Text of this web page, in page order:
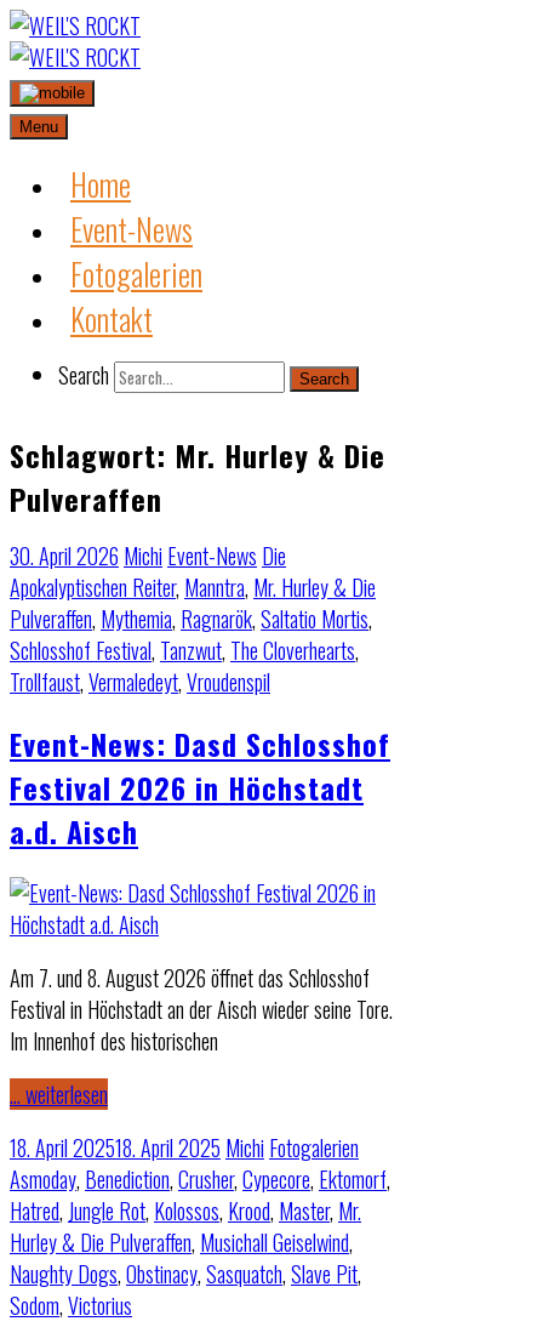
Skip
to
content
Menu
Home
Event-News
Fotogalerien
Kontakt
Search Search
Schlagwort: Mr. Hurley & Die
Pulveraffen
30. April 2026 Michi Event-News Die
Apokalyptischen Reiter, Manntra, Mr. Hurley & Die
Pulveraffen, Mythemia, Ragnarök,Saltatio Mortis,
Schlosshof Festival, Tanzwut, The Cloverhearts,
Trollfaust,Vermaledeyt,Vroudenspil
Event-News: Dasd Schlosshof
Festival 2026 in Höchstadt
a.d. Aisch
Am 7. und 8. August 2026 öffnet das Schlosshof
Festival in Höchstadt an der Aisch wieder seine Tore.
Im Innenhof des historischen
… weiterlesen
18. April 202518. April 2025 Michi Fotogalerien
Asmoday, Benediction,Crusher,Cypecore, Ektomorf,
Hatred, Jungle Rot, Kolossos, Krood, Master, Mr.
Hurley & Die Pulveraffen, Musichall Geiselwind,
Naughty Dogs,Obstinacy,Sasquatch,Slave Pit,
Sodom,Victorius